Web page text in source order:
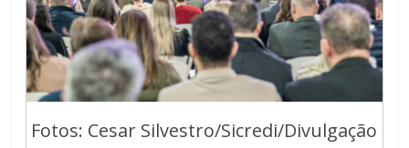
Fotos: Cesar Silvestro/Sicredi/Divulgação